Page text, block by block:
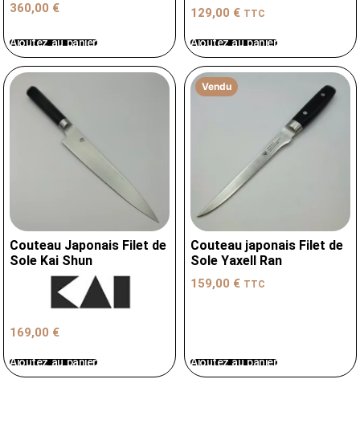
360,00 €
Ajoutez au panier
129,00 € TTC
Ajoutez au panier
Couteau Japonais Filet de
Sole Kai Shun
169,00 €
Ajoutez au panier
Vendu
Couteau japonais Filet de
Sole Yaxell Ran
159,00 € TTC
Ajoutez au panier